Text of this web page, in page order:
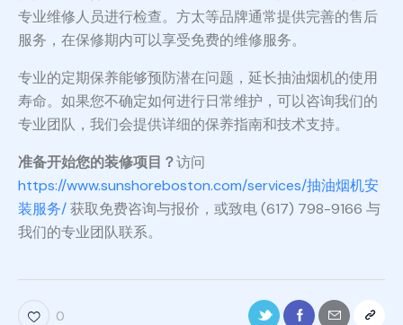
专业维修人员进行检查。方太等品牌通常提供完善的售后
服务，在保修期内可以享受免费的维修服务。
专业的定期保养能够预防潜在问题，延长抽油烟机的使用
寿命。如果您不确定如何进行日常维护，可以咨询我们的
专业团队，我们会提供详细的保养指南和技术支持。
准备开始您的装修项目？访问
https://www.sunshoreboston.com/services/抽油烟机安
装服务/获取免费咨询与报价，或致电 (617) 798-9166 与
我们的专业团队联系。
0